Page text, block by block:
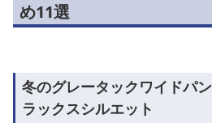
め11選
冬のグレータックワイドパ
ラックスシルエット